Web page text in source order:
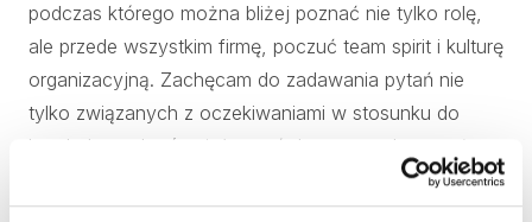
podczas którego można bliżej poznać nie tylko rolę,
ale przede wszystkim firmę, poczuć team spirit i kulturę
organizacyjną. Zachęcam do zadawania pytań nie
tylko związanych z oczekiwaniami w stosunku do
kandydata, ale również pytań dotyczących zespołu,
wyznawane wartości czy wydarzeń z życia zespołu -